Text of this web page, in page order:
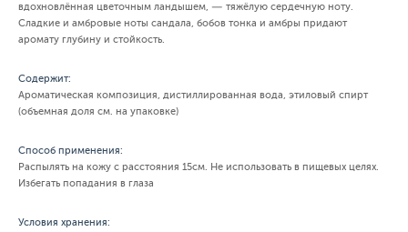
вдохновлённая цветочным ландышем, — тяжёлую сердечную ноту.
Сладкие и амбровые ноты сандала, бобов тонка и амбры придают
аромату глубину и стойкость.
Содержит:
Ароматическая композиция, дистиллированная вода, этиловый спирт
(объемная доля см. на упаковке)
Способ применения:
Распылять на кожу с расстояния 15см. Не использовать в пищевых целях.
Избегать попадания в глаза
Условия хранения: